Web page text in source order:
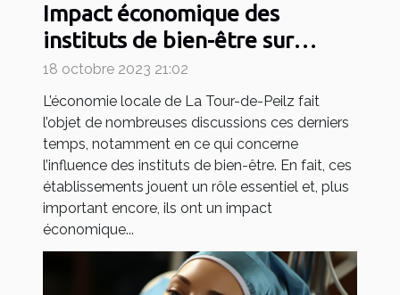
Impact économique des
instituts de bien-être sur
l'économie locale de La Tour-
de-Peilz
18 octobre 2023 21:02
L’économie locale de La Tour-de-Peilz fait
l’objet de nombreuses discussions ces derniers
temps, notamment en ce qui concerne
l’influence des instituts de bien-être. En fait, ces
établissements jouent un rôle essentiel et, plus
important encore, ils ont un impact
économique...